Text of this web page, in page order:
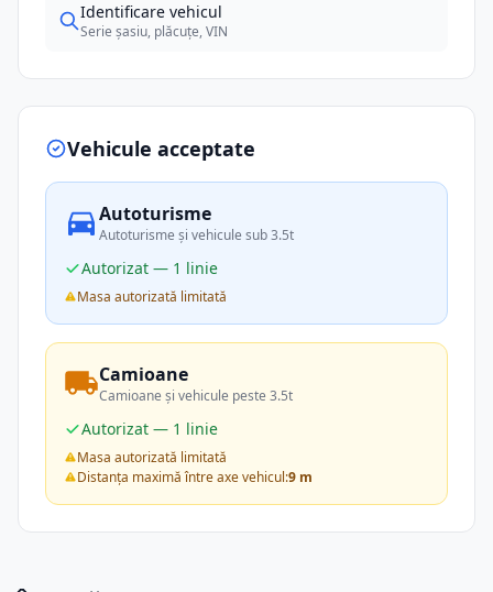
Identificare vehicul
Serie șasiu, plăcuțe, VIN
Vehicule acceptate
Autoturisme
Autoturisme și vehicule sub 3.5t
Autorizat — 1 linie
Masa autorizată limitată
Camioane
Camioane și vehicule peste 3.5t
Autorizat — 1 linie
Masa autorizată limitată
Distanța maximă între axe vehicul:9 m